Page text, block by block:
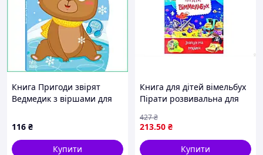
Книга Пригоди звірят
Ведмедик з віршами для
років розвиває з
картинками
116 ₴
Купити
Книга для дітей вімельбух
Пірати розвивальна для
пригод
213.50 ₴
427₴
Купити